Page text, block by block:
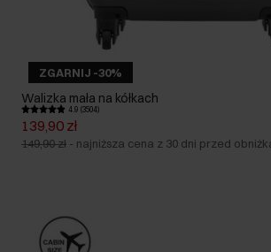
ZGARNIJ -30%
Walizka mała na kółkach
4.9 (3504)
139,90 zł
149,90 zł - najniższa cena z 30 dni przed